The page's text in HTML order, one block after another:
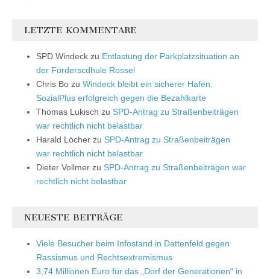
LETZTE KOMMENTARE
SPD Windeck zu Entlastung der Parkplatzsituation an
der Förderscdhule Rossel
Chris Bo zu Windeck bleibt ein sicherer Hafen:
SozialPlus erfolgreich gegen die Bezahlkarte
Thomas Lukisch zu SPD-Antrag zu Straßenbeiträgen
war rechtlich nicht belastbar
Harald Löcher zu SPD-Antrag zu Straßenbeiträgen
war rechtlich nicht belastbar
Dieter Vollmer zu SPD-Antrag zu Straßenbeiträgen war
rechtlich nicht belastbar
NEUESTE BEITRÄGE
Viele Besucher beim Infostand in Dattenfeld gegen
Rassismus und Rechtsextremismus
3,74 Millionen Euro für das „Dorf der Generationen“ in